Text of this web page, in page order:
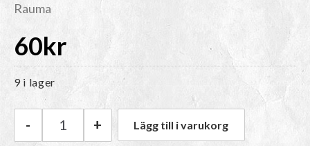
Rauma
60kr
9 i lager
Rauma Finull | 4077 Sand mängd
- + Lägg till i varukorg